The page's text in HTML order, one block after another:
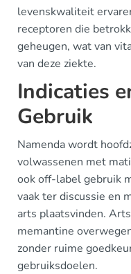
levenskwaliteit
receptoren die
geheugen, wat van
van deze ziekte.
Indicaties
Gebruik
Namenda wordt
volwassenen met
ook off-label gebruik
vaak ter discussie en
arts plaatsvinden.
memantine
zonder ruime
gebruiksdoelen.